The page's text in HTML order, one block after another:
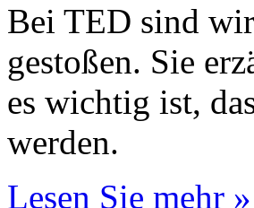
Bei TED sind
gestoßen. Sie
es wichtig ist,
werden.
Lesen Sie mehr »